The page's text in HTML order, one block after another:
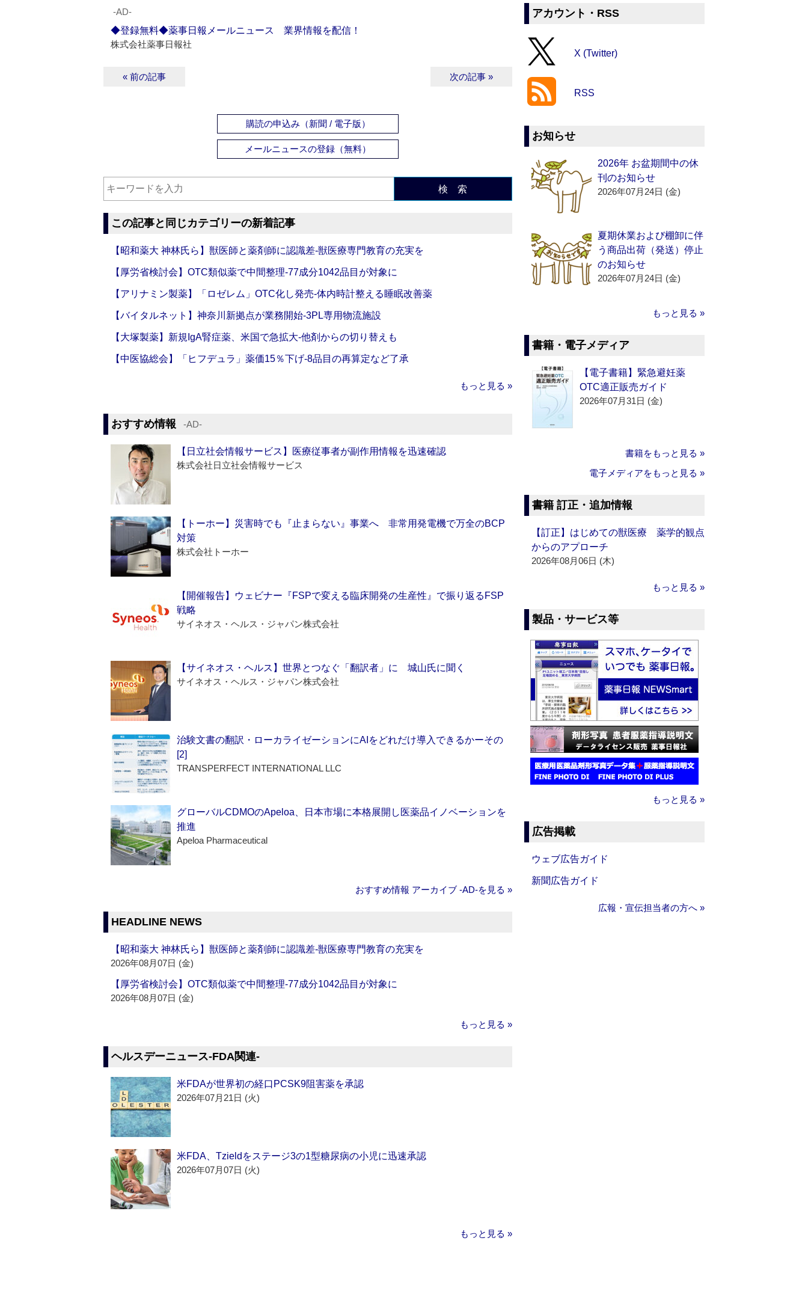
‐AD‐
◆登録無料◆薬事日報メールニュース 業界情報を配信！
株式会社薬事日報社
« 前の記事 次の記事 »
購読の申込み（新聞 / 電子版）
メールニュースの登録（無料）
検 索
この記事と同じカテゴリーの新着記事
【昭和薬大 神林氏ら】獣医師と薬剤師に認識差‐獣医療専門教育の充実を
【厚労省検討会】OTC類似薬で中間整理‐77成分1042品目が対象に
【アリナミン製薬】「ロゼレム」OTC化し発売‐体内時計整える睡眠改善薬
【バイタルネット】神奈川新拠点が業務開始‐3PL専用物流施設
【大塚製薬】新規IgA腎症薬、米国で急拡大‐他剤からの切り替えも
【中医協総会】「ヒフデュラ」薬価15％下げ‐8品目の再算定など了承
もっと見る »
おすすめ情報 ‐AD‐
【日立社会情報サービス】医療従事者が副作用情報を迅速確認
株式会社日立社会情報サービス
【トーホー】災害時でも『止まらない』事業へ 非常用発電機で万全のBCP
対策
株式会社トーホー
【開催報告】ウェビナー『FSPで変える臨床開発の生産性』で振り返るFSP
戦略
サイネオス・ヘルス・ジャパン株式会社
【サイネオス・ヘルス】世界とつなぐ「翻訳者」に 城山氏に聞く
サイネオス・ヘルス・ジャパン株式会社
治験文書の翻訳・ローカライゼーションにAIをどれだけ導入できるかーその
[2]
TRANSPERFECT INTERNATIONAL LLC
グローバルCDMOのApeloa、日本市場に本格展開し医薬品イノベーションを
推進
Apeloa Pharmaceutical
おすすめ情報 アーカイブ ‐AD‐を見る »
HEADLINE NEWS
【昭和薬大 神林氏ら】獣医師と薬剤師に認識差‐獣医療専門教育の充実を
2026年08月07日 (金)
【厚労省検討会】OTC類似薬で中間整理‐77成分1042品目が対象に
2026年08月07日 (金)
もっと見る »
ヘルスデーニュース‐FDA関連‐
米FDAが世界初の経口PCSK9阻害薬を承認
2026年07月21日 (火)
米FDA、Tzieldをステージ3の1型糖尿病の小児に迅速承認
2026年07月07日 (火)
もっと見る »
アカウント・RSS
X (Twitter)
RSS
お知らせ
2026年 お盆期間中の休
刊のお知らせ
2026年07月24日 (金)
夏期休業および棚卸に伴
う商品出荷（発送）停止
のお知らせ
2026年07月24日 (金)
もっと見る »
書籍・電子メディア
【電子書籍】緊急避妊薬
OTC適正販売ガイド
2026年07月31日 (金)
書籍をもっと見る »
電子メディアをもっと見る »
書籍 訂正・追加情報
【訂正】はじめての獣医療 薬学的観点
からのアプローチ
2026年08月06日 (木)
もっと見る »
製品・サービス等
もっと見る »
広告掲載
ウェブ広告ガイド
新聞広告ガイド
広報・宣伝担当者の方へ »